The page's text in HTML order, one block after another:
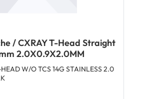
/ CXRAY T-Head Straight
2.0X0.9X2.0MM
W/O TCS 14G STAINLESS 2.0